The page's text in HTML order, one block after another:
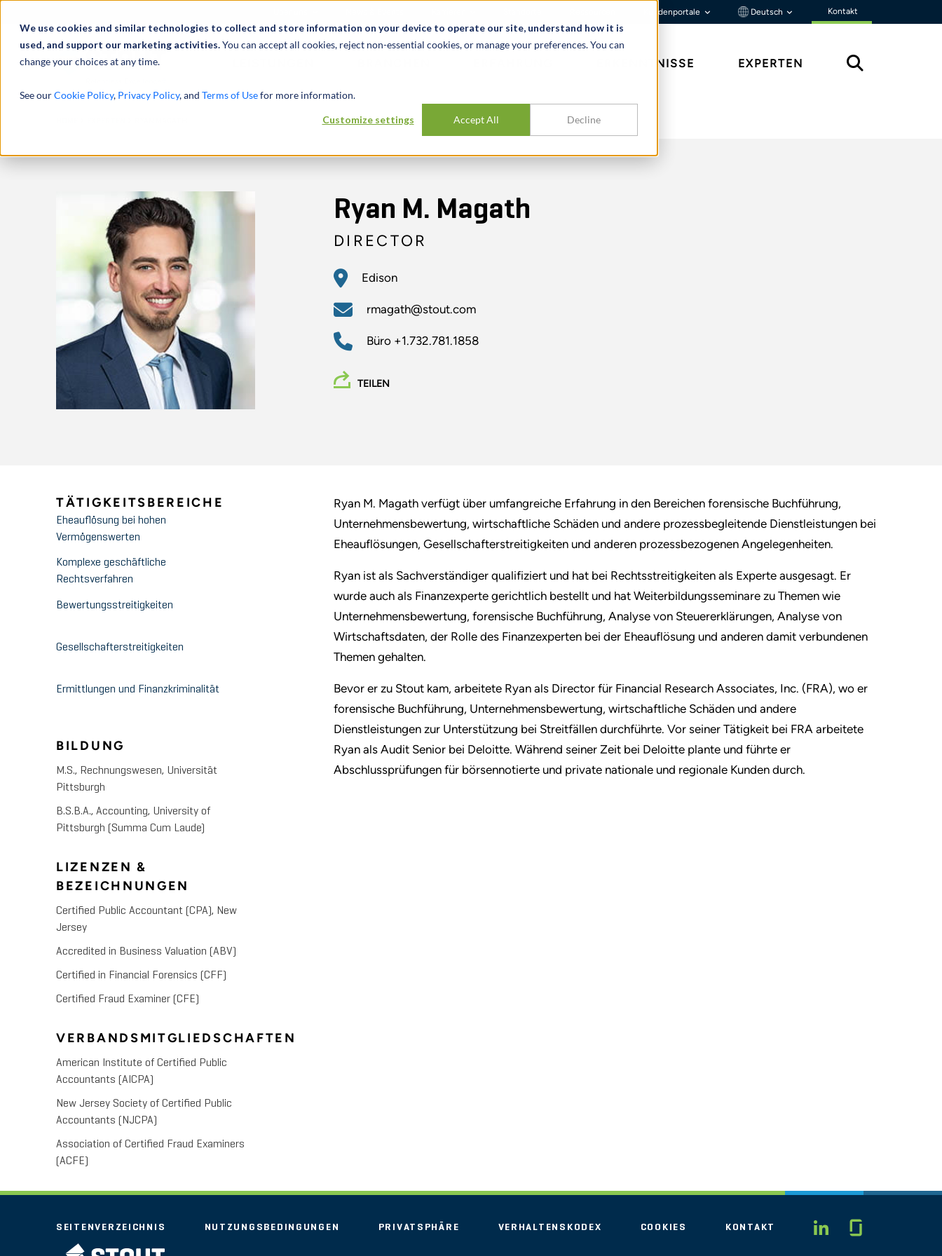
We use cookies and similar technologies to collect and store information on your device to operate our site, understand how it is
used, and support our marketing activities.You can accept all cookies, reject non-essential cookies, or manage your preferences. You can
change your choices at any time.
See ourCookie Policy, Privacy Policy, and Terms of Usefor more information.
Customize settings Accept All Decline
Kundenportale Deutsch Kontakt
ERKENNTNISSE EXPERTEN
Ryan M. Magath
DIRECTOR
Edison
rmagath@stout.com
Büro +1.732.781.1858
TEILEN
Ryan M. Magath verfügt über umfangreiche Erfahrung in den Bereichen forensische Buchführung,
Unternehmensbewertung, wirtschaftliche Schäden und andere prozessbegleitende Dienstleistungen bei
Eheauflösungen, Gesellschafterstreitigkeiten und anderen prozessbezogenen Angelegenheiten.
Ryan ist als Sachverständiger qualifiziert und hat bei Rechtsstreitigkeiten als Experte ausgesagt. Er
wurde auch als Finanzexperte gerichtlich bestellt und hat Weiterbildungsseminare zu Themen wie
Unternehmensbewertung, forensische Buchführung, Analyse von Steuererklärungen, Analyse von
Wirtschaftsdaten, der Rolle des Finanzexperten bei der Eheauflösung und anderen damit verbundenen
Themen gehalten.
Bevor er zu Stout kam, arbeitete Ryan als Director für Financial Research Associates, Inc. (FRA), wo er
forensische Buchführung, Unternehmensbewertung, wirtschaftliche Schäden und andere
Dienstleistungen zur Unterstützung bei Streitfällen durchführte. Vor seiner Tätigkeit bei FRA arbeitete
Ryan als Audit Senior bei Deloitte. Während seiner Zeit bei Deloitte plante und führte er
Abschlussprüfungen für börsennotierte und private nationale und regionale Kunden durch.
TÄTIGKEITSBEREICHE
Eheauflösung bei hohen
Vermögenswerten
Komplexe geschäftliche
Rechtsverfahren
Bewertungsstreitigkeiten
Gesellschafterstreitigkeiten
Ermittlungen und Finanzkriminalität
BILDUNG
M.S., Rechnungswesen, Universität
Pittsburgh
B.S.B.A., Accounting, University of
Pittsburgh (Summa Cum Laude)
LIZENZEN &
BEZEICHNUNGEN
Certified Public Accountant (CPA), New
Jersey
Accredited in Business Valuation (ABV)
Certified in Financial Forensics (CFF)
Certified Fraud Examiner (CFE)
VERBANDSMITGLIEDSCHAFTEN
American Institute of Certified Public
Accountants (AICPA)
New Jersey Society of Certified Public
Accountants (NJCPA)
Association of Certified Fraud Examiners
(ACFE)
LINKEDIN
SEITENVERZEICHNIS NUTZUNGSBEDINGUNGEN PRIVATSPHÄRE VERHALTENSKODEX COOKIES
KONTAKT
STOUT LOGO